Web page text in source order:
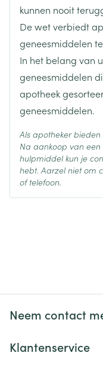
Hoeveelheid
Verpakking
4
Behoud
kunnen nooit
De wet verbiedt
geneesmiddelen
In het belang van
geneesmiddelen
apotheek
geneesmiddelen.
Als apotheker
Na aankoop van
hulpmiddel kun je
hebt. Aarzel niet om
of telefoon.
Neem contact
Klantenservice